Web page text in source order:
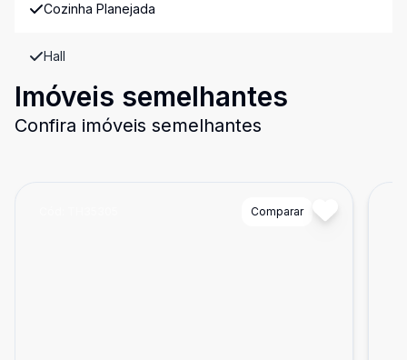
Cozinha Planejada
Hall
Imóveis semelhantes
Confira imóveis semelhantes
Comparar